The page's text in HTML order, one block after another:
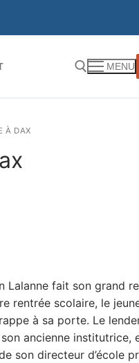
MENU
À DAX
Lalanne fait son grand
rentrée scolaire, le
à sa porte. Le
ancienne institutrice,
son directeur d’école